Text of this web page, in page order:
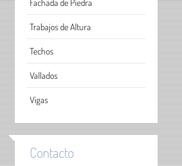
Fachada de Piedra
Trabajos de Altura
Techos
Vallados
Vigas
Contacto